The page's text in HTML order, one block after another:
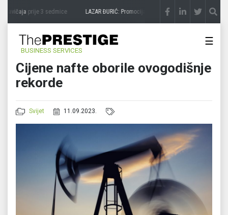
zavičajaprije 3 sedmice LAZAR ĐURIĆ: Promocija potencijal pretvara u destinaciju
BUSINESS SERVICES
☰
Cijene nafte oborile ovogodišnje
rekorde
Svijet 11.09.2023.